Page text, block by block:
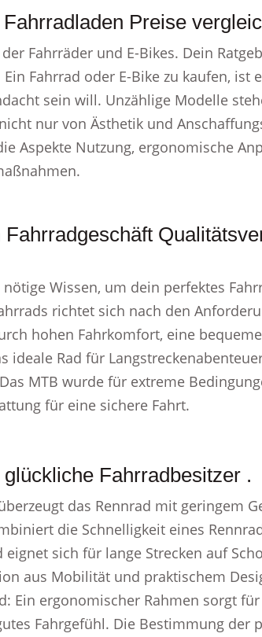
Preise
Fahrräder und E-Bikes. Dein
Fahrrad oder E-Bike zu kaufen, ist
sein will. Unzählige Modelle
nur von Ästhetik und
Aspekte Nutzung, ergonomische
Wissen, um dein perfektes
richtet sich nach den
hohen Fahrkomfort, eine
ideale Rad für
MTB wurde für extreme
für eine sichere Fahrt.
Fahrradbesitzer .
das Rennrad mit geringem
die Schnelligkeit eines
sich für lange Strecken auf
aus Mobilität und praktischem
Ein ergonomischer Rahmen sorgt
Fahrgefühl. Die Bestimmung der